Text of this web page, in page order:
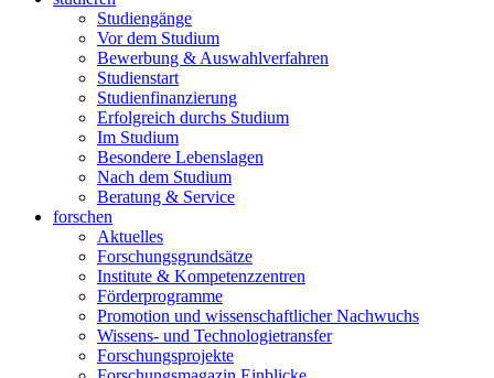
Studiengänge
Vor dem Studium
Bewerbung & Auswahlverfahren
Studienstart
Studienfinanzierung
Erfolgreich durchs Studium
Im Studium
Besondere Lebenslagen
Nach dem Studium
Beratung & Service
forschen
Aktuelles
Forschungsgrundsätze
Institute & Kompetenzzentren
Förderprogramme
Promotion und wissenschaftlicher Nachwuchs
Wissens- und Technologietransfer
Forschungsprojekte